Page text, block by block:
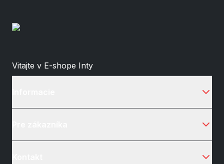
Vitajte v E-shope Inty